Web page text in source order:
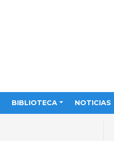
BIBLIOTECA NOTICIAS